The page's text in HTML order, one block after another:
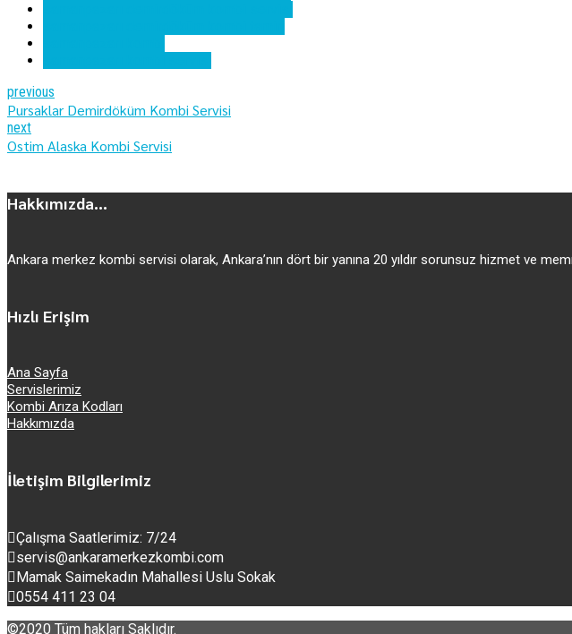
previous
Pursaklar Demirdöküm Kombi Servisi
next
Ostim Alaska Kombi Servisi
Hakkımızda...
Ankara merkez kombi servisi olarak, Ankara’nın dört bir yanına 20 yıldır sorunsuz hizmet ve
Hızlı Erişim
Ana Sayfa
Servislerimiz
Kombi Arıza Kodları
Hakkımızda
İletişim Bilgilerimiz
Çalışma Saatlerimiz: 7/24
servis@ankaramerkezkombi.com
Mamak Saimekadın Mahallesi Uslu Sokak
0554 411 23 04
©2020 Tüm hakları Saklıdır.